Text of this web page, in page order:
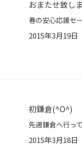
おまたせ致し
2015年3月19日
初鎌倉(^O^)
2015年3月18日